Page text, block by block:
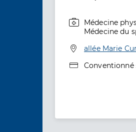
Spécialités
Médecine
Médecine du
Adresse
allée Marie
Type de
Conventionné